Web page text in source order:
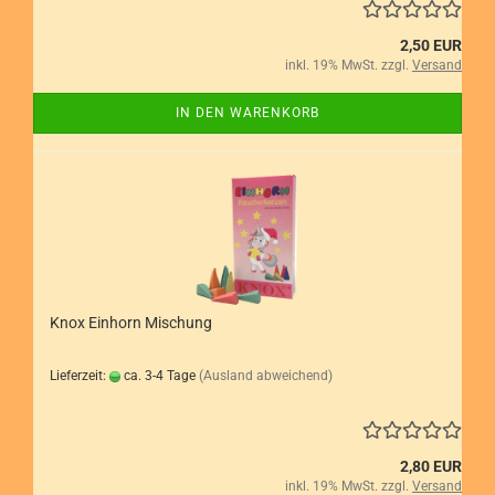
2,50 EUR
inkl. 19% MwSt. zzgl. Versand
IN DEN WARENKORB
Knox Einhorn Mischung
Lieferzeit: ca. 3-4 Tage (Ausland abweichend)
2,80 EUR
inkl. 19% MwSt. zzgl. Versand